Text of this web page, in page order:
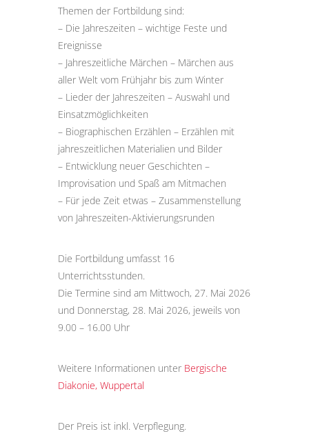
Themen der Fortbildung sind:
– Die Jahreszeiten – wichtige Feste und
Ereignisse
– Jahreszeitliche Märchen – Märchen aus
aller Welt vom Frühjahr bis zum Winter
– Lieder der Jahreszeiten – Auswahl und
Einsatzmöglichkeiten
– Biographischen Erzählen – Erzählen mit
jahreszeitlichen Materialien und Bilder
– Entwicklung neuer Geschichten –
Improvisation und Spaß am Mitmachen
– Für jede Zeit etwas – Zusammenstellung
von Jahreszeiten-Aktivierungsrunden
Die Fortbildung umfasst 16
Unterrichtsstunden.
Die Termine sind am Mittwoch, 27. Mai 2026
und Donnerstag, 28. Mai 2026, jeweils von
9.00 – 16.00 Uhr
Weitere Informationen unter Bergische
Diakonie, Wuppertal
Der Preis ist inkl. Verpflegung.